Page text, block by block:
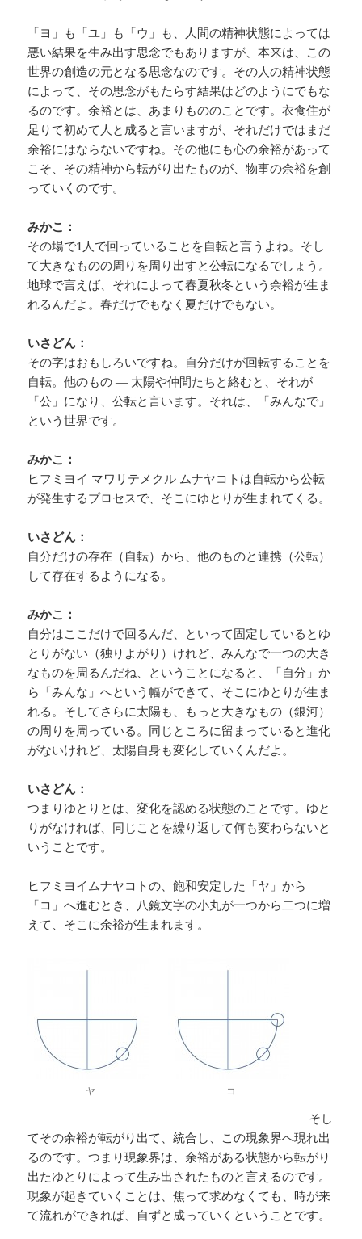
「ヨ」も「ユ」も「ウ」も、人間の精神状態によっては
悪い結果を生み出す思念でもありますが、本来は、この
世界の創造の元となる思念なのです。その人の精神状態
によって、その思念がもたらす結果はどのようにでもな
るのです。余裕とは、あまりもののことです。衣食住が
足りて初めて人と成ると言いますが、それだけではまだ
余裕にはならないですね。その他にも心の余裕があって
こそ、その精神から転がり出たものが、物事の余裕を創
っていくのです。
みかこ：
その場で1人で回っていることを自転と言うよね。そし
て大きなものの周りを周り出すと公転になるでしょう。
地球で言えば、それによって春夏秋冬という余裕が生ま
れるんだよ。春だけでもなく夏だけでもない。
いさどん：
その字はおもしろいですね。自分だけが回転することを
自転。他のもの ― 太陽や仲間たちと絡むと、それが
「公」になり、公転と言います。それは、「みんなで」
という世界です。
みかこ：
ヒフミヨイ マワリテメクル ムナヤコトは自転から公転
が発生するプロセスで、そこにゆとりが生まれてくる。
いさどん：
自分だけの存在（自転）から、他のものと連携（公転）
して存在するようになる。
みかこ：
自分はここだけで回るんだ、といって固定しているとゆ
とりがない（独りよがり）けれど、みんなで一つの大き
なものを周るんだね、ということになると、「自分」か
ら「みんな」へという幅ができて、そこにゆとりが生ま
れる。そしてさらに太陽も、もっと大きなもの（銀河）
の周りを周っている。同じところに留まっていると進化
がないけれど、太陽自身も変化していくんだよ。
いさどん：
つまりゆとりとは、変化を認める状態のことです。ゆと
りがなければ、同じことを繰り返して何も変わらないと
いうことです。
ヒフミヨイムナヤコトの、飽和安定した「ヤ」から
「コ」へ進むとき、八鏡文字の小丸が一つから二つに増
えて、そこに余裕が生まれます。
ヤ コ
そし
てその余裕が転がり出て、統合し、この現象界へ現れ出
るのです。つまり現象界は、余裕がある状態から転がり
出たゆとりによって生み出されたものと言えるのです。
現象が起きていくことは、焦って求めなくても、時が来
て流れができれば、自ずと成っていくということです。